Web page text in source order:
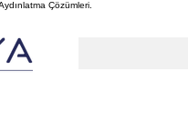
Çözümleri.